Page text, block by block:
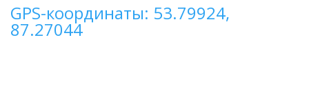
GPS-координаты: 53.79924,
87.27044